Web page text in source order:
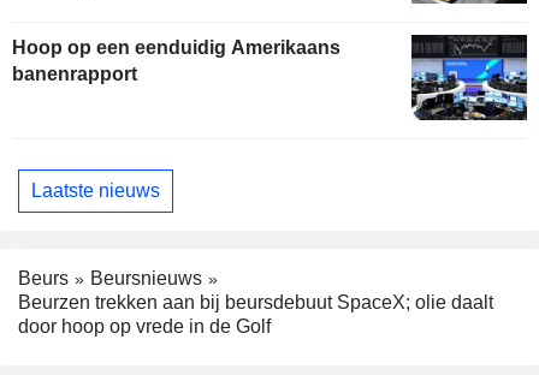
Hoop op een eenduidig Amerikaans
banenrapport
Laatste nieuws
Beurs
Beursnieuws
Beurzen trekken aan bij beursdebuut SpaceX; olie daalt
door hoop op vrede in de Golf